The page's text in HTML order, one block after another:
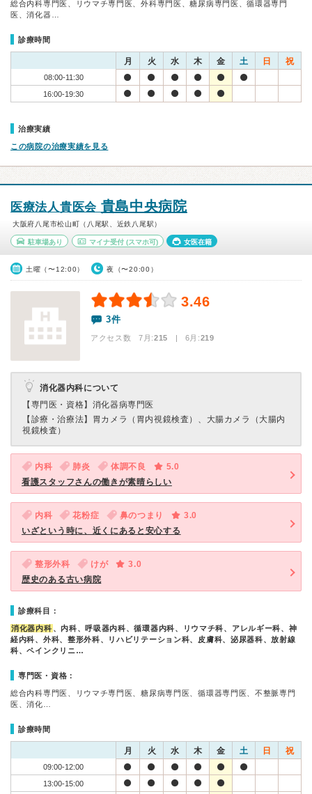
総合内科専門医、リウマチ専門医、外科専門医、糖尿病専門医、循環器専門
医、消化器…
診療時間
月 火 水 木 金 土 日 祝
08:00-11:30
16:00-19:30
治療実績
この病院の治療実績を見る
医療法人貴医会 貴島中央病院
大阪府八尾市松山町（八尾駅、近鉄八尾駅）
駐車場あり マイナ受付(スマホ可) 女医在籍
土曜（〜12:00） 夜（〜20:00）
3.46
3件
アクセス数 7月:215 | 6月:219
消化器内科について
【専門医・資格】 消化器病専門医
【診療・治療法】 胃カメラ（胃内視鏡検査）、大腸カメラ（大腸内
視鏡検査）
内科 肺炎 体調不良
5.0
看護スタッフさんの働きが素晴らしい
内科 花粉症 鼻のつまり
3.0
いざという時に、近くにあると安心する
整形外科 けが
3.0
歴史のある古い病院
診療科目：
消化器内科 、内科、呼吸器内科、循環器内科、リウマチ科、アレルギー科、神
経内科、外科、整形外科、リハビリテーション科、皮膚科、泌尿器科、放射線
科、ペインクリニ…
専門医・資格：
総合内科専門医、リウマチ専門医、糖尿病専門医、循環器専門医、不整脈専門
医、消化…
診療時間
月 火 水 木 金 土 日 祝
09:00-12:00
13:00-15:00